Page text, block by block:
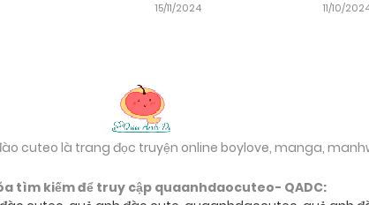
15/11/2024 11/10/
cuteo là trang đọc truyện online boylove, manga,
tìm kiếm để truy cập quaanhdaocuteo- QADC: